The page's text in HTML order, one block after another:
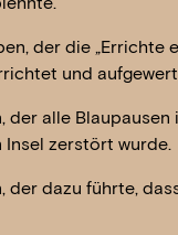
der die „Errichte
und
der alle
zerstört wurde.
der dazu führte,